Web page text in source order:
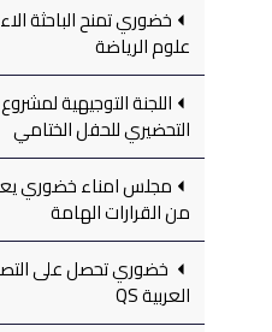
خضوري تمنح الباحثة
علوم الرياضة
التحضيري للحفل الختامي
مجلس امناء خضوري
من القرارات الهامة
خضوري تحصل على
العربية QS